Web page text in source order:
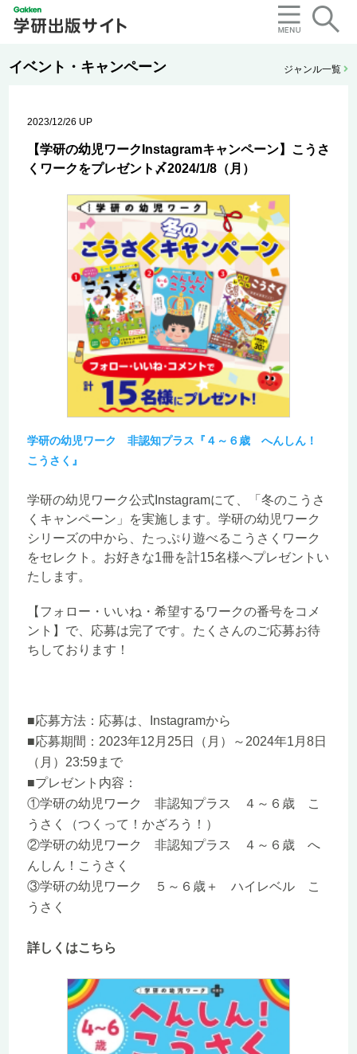
イベント・キャンペーン ジャンル一覧
2023/12/26 UP
【学研の幼児ワークInstagramキャンペーン】こうさ
くワークをプレゼント〆2024/1/8（月）
学研の幼児ワーク 非認知プラス『４～６歳 へんしん！
こうさく』
学研の幼児ワーク公式Instagramにて、「冬のこうさ
くキャンペーン」を実施します。学研の幼児ワーク
シリーズの中から、たっぷり遊べるこうさくワーク
をセレクト。お好きな1冊を計15名様へプレゼントい
たします。
【フォロー・いいね・希望するワークの番号をコメ
ント】で、応募は完了です。たくさんのご応募お待
ちしております！
■応募方法： 応募は、 Instagramから
■応募期間： 2023年12月25日（月）～2024年1月8日
（月）23:59まで
■プレゼント内容：
①学研の幼児ワーク 非認知プラス ４～６歳 こ
うさく（つくって！かざろう！）
②学研の幼児ワーク 非認知プラス ４～６歳 へ
んしん！こうさく
③学研の幼児ワーク ５～６歳＋ ハイレベル こ
うさく
詳しくはこちら